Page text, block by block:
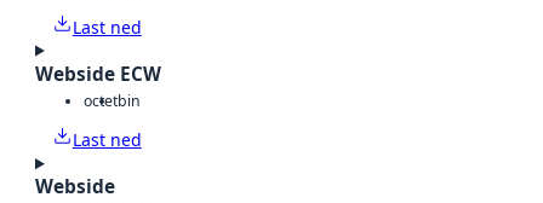
Last ned
Webside ECW
octetbin
Last ned
Webside